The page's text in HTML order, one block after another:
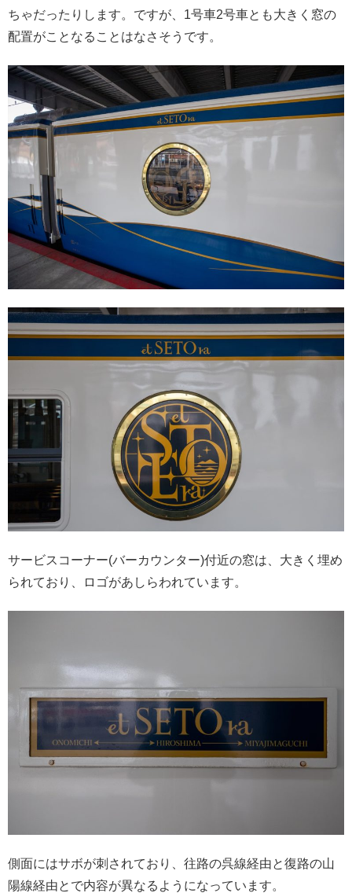
ちゃだったりします。ですが、1号車2号車とも大きく窓の
配置がことなることはなさそうです。
サービスコーナー(バーカウンター)付近の窓は、大きく埋め
られており、ロゴがあしらわれています。
側面にはサボが刺されており、往路の呉線経由と復路の山
陽線経由とで内容が異なるようになっています。